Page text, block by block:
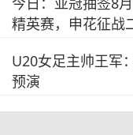
精英赛，申花征战
U20女足主帅王军
预演